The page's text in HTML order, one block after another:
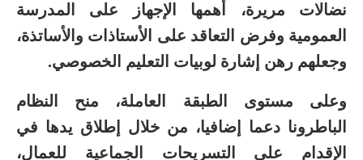
نضالات مريرة، أهمها الإجهاز على المدرسة
العمومية وفرض التعاقد على الأستاذات والأساتذة،
وجعلهم رهن إشارة لوبيات التعليم الخصوصي.
وعلى مستوى الطبقة العاملة، منح النظام
الباطرونا دعما إضافيا، من خلال إطلاق يدها في
الإقدام على التسريحات الجماعية للعمال،